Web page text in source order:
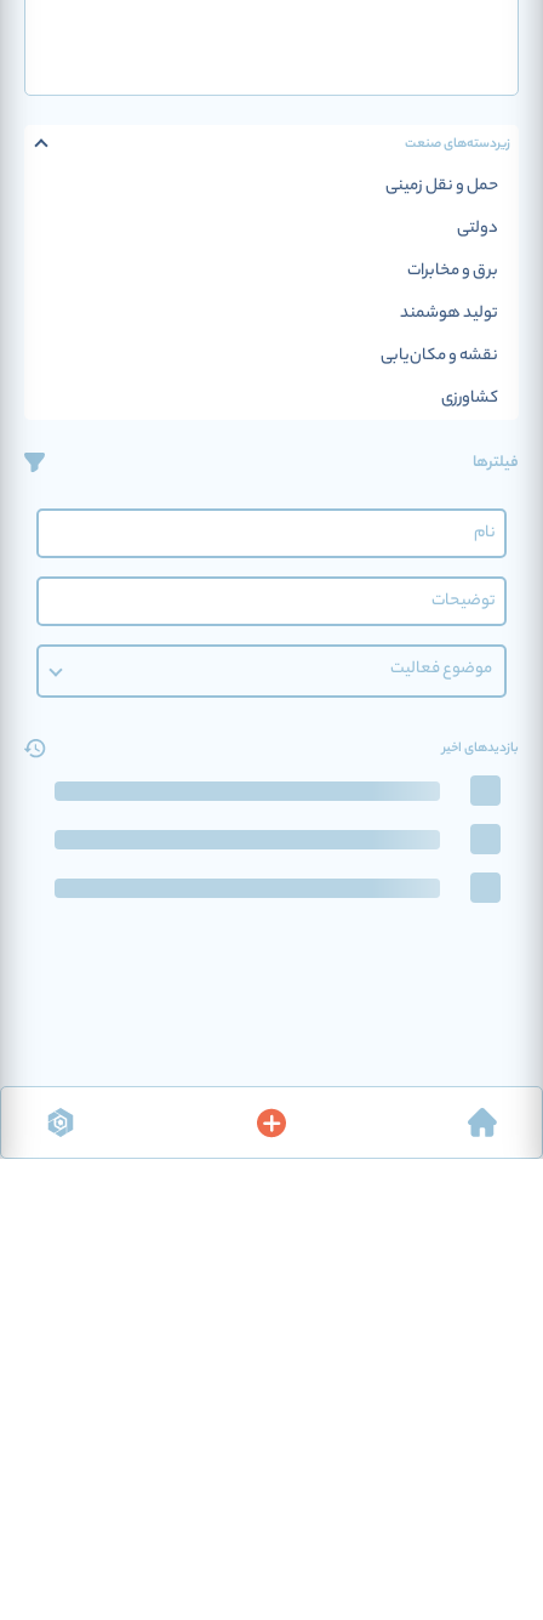
زیردسته‌‌های صنعت
حمل و نقل زمینی
دولتی
برق و مخابرات
تولید هوشمند
نقشه و مکان‌یابی
کشاورزی
فیلترها
موضوع فعالیت
بازدیدهای اخیر